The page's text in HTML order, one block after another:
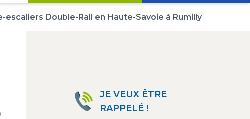
escaliers Double-Rail en Haute-Savoie à Rumilly
JE VEUX ÊTRE
RAPPELÉ !